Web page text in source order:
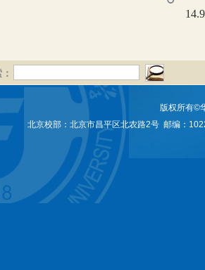
版权所有©
北京校部：北京市昌平区北农路2号 邮编：